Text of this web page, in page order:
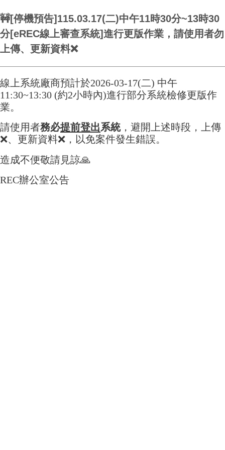
🚧[停機預告]115.03.17(二)中午11時30分~13時30
分[eREC線上審查系統]進行更版作業，請使用者勿
上傳、更新資料❌
線上系統廠商預計於2026-03-17(二) 中午
11:30~13:30 (約2小時內)進行部分系統檢修更版作
業。
請使用者務必提前登出系統，避開上述時段，上傳
❌、更新資料❌ ，以免案件發生錯誤。
造成不便敬請見諒🙏
REC辦公室公告